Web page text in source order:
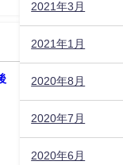
2021年3月
2021年1月
2020年8月
2020年7月
2020年6月